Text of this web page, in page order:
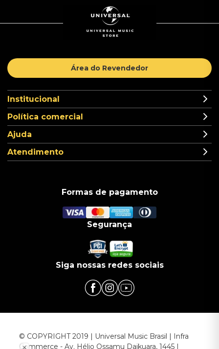
Área do Revendedor
Institucional
Política comercial
Ajuda
Atendimento
Formas de pagamento
Segurança
Siga nossas redes sociais
© COPYRIGHT 2019 | Universal Music Brasil | Infra
Commerce - Av. Hélio Ossamu Daikuara, 1445 |